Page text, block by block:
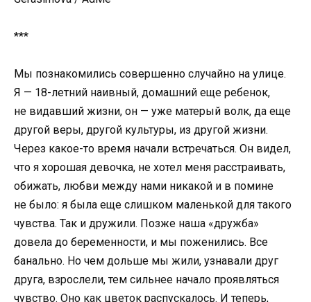
***
Мы познакомились совершенно случайно на улице.
Я — 18-летний наивный, домашний еще ребенок,
не видавший жизни, он — уже матерый волк, да еще
другой веры, другой культуры, из другой жизни.
Через какое-то время начали встречаться. Он видел,
что я хорошая девочка, не хотел меня расстраивать,
обижать, любви между нами никакой и в помине
не было: я была еще слишком маленькой для такого
чувства. Так и дружили. Позже наша «дружба»
довела до беременности, и мы поженились. Все
банально. Но чем дольше мы жили, узнавали друг
друга, взрослели, тем сильнее начало проявляться
чувство. Оно как цветок распускалось. И теперь,